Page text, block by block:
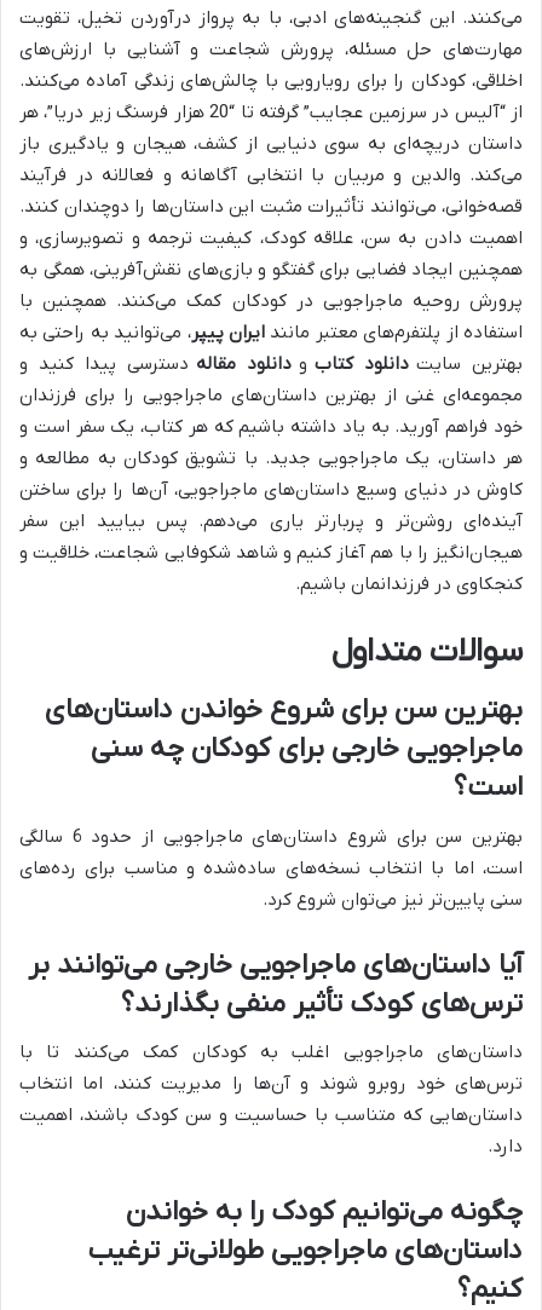
می‌کنند. این گنجینه‌های ادبی، با به پرواز درآوردن تخیل، تقویت
مهارت‌های حل مسئله، پرورش شجاعت و آشنایی با ارزش‌های
اخلاقی، کودکان را برای رویارویی با چالش‌های زندگی آماده می‌کنند.
از “آلیس در سرزمین عجایب” گرفته تا “20 هزار فرسنگ زیر دریا”، هر
داستان دریچه‌ای به سوی دنیایی از کشف، هیجان و یادگیری باز
می‌کند. والدین و مربیان با انتخابی آگاهانه و فعالانه در فرآیند
قصه‌خوانی، می‌توانند تأثیرات مثبت این داستان‌ها را دوچندان کنند.
اهمیت دادن به سن، علاقه کودک، کیفیت ترجمه و تصویرسازی، و
همچنین ایجاد فضایی برای گفتگو و بازی‌های نقش‌آفرینی، همگی به
پرورش روحیه ماجراجویی در کودکان کمک می‌کنند. همچنین با
استفاده از پلتفرم‌های معتبر مانند ایران پیپر، می‌توانید به راحتی به
بهترین سایت دانلود کتاب و دانلود مقاله دسترسی پیدا کنید و
مجموعه‌ای غنی از بهترین داستان‌های ماجراجویی را برای فرزندان
خود فراهم آورید. به یاد داشته باشیم که هر کتاب، یک سفر است و
هر داستان، یک ماجراجویی جدید. با تشویق کودکان به مطالعه و
کاوش در دنیای وسیع داستان‌های ماجراجویی، آن‌ها را برای ساختن
آینده‌ای روشن‌تر و پربارتر یاری می‌دهم. پس بیایید این سفر
هیجان‌انگیز را با هم آغاز کنیم و شاهد شکوفایی شجاعت، خلاقیت و
کنجکاوی در فرزندانمان باشیم.
سوالات متداول
بهترین سن برای شروع خواندن داستان‌های
ماجراجویی خارجی برای کودکان چه سنی
است؟
بهترین سن برای شروع داستان‌های ماجراجویی از حدود 6 سالگی
است، اما با انتخاب نسخه‌های ساده‌شده و مناسب برای رده‌های
سنی پایین‌تر نیز می‌توان شروع کرد.
آیا داستان‌های ماجراجویی خارجی می‌توانند بر
ترس‌های کودک تأثیر منفی بگذارند؟
داستان‌های ماجراجویی اغلب به کودکان کمک می‌کنند تا با
ترس‌های خود روبرو شوند و آن‌ها را مدیریت کنند، اما انتخاب
داستان‌هایی که متناسب با حساسیت و سن کودک باشند، اهمیت
دارد.
چگونه می‌توانیم کودک را به خواندن
داستان‌های ماجراجویی طولانی‌تر ترغیب
کنیم؟